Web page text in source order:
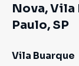
Nova, Vila
Paulo, SP
Vila Buarque